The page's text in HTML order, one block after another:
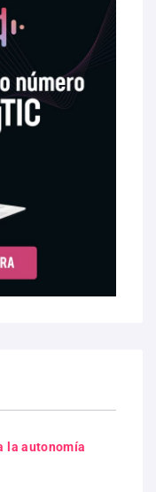
la autonomía